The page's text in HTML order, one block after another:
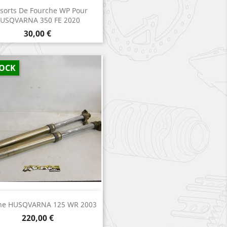
De Fourche WP Pour
350 FE 2020
Prix
30,00 €
Aperçu rapide
HUSQVARNA 125 WR 2003
Prix
220,00 €
Aperçu rapide